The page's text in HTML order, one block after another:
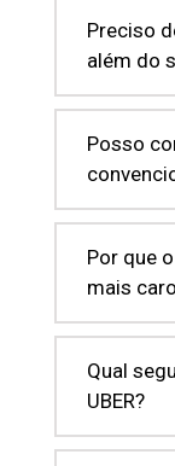
Preciso
além do
Posso
Por que
mais
Qual
UBER?